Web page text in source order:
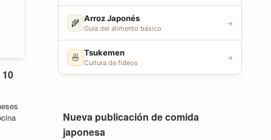
🌾 Arroz Japonés
Guía del alimento básico
→
🍜 Tsukemen
Cultura de fideos
→
Nueva publicación de comida
japonesa